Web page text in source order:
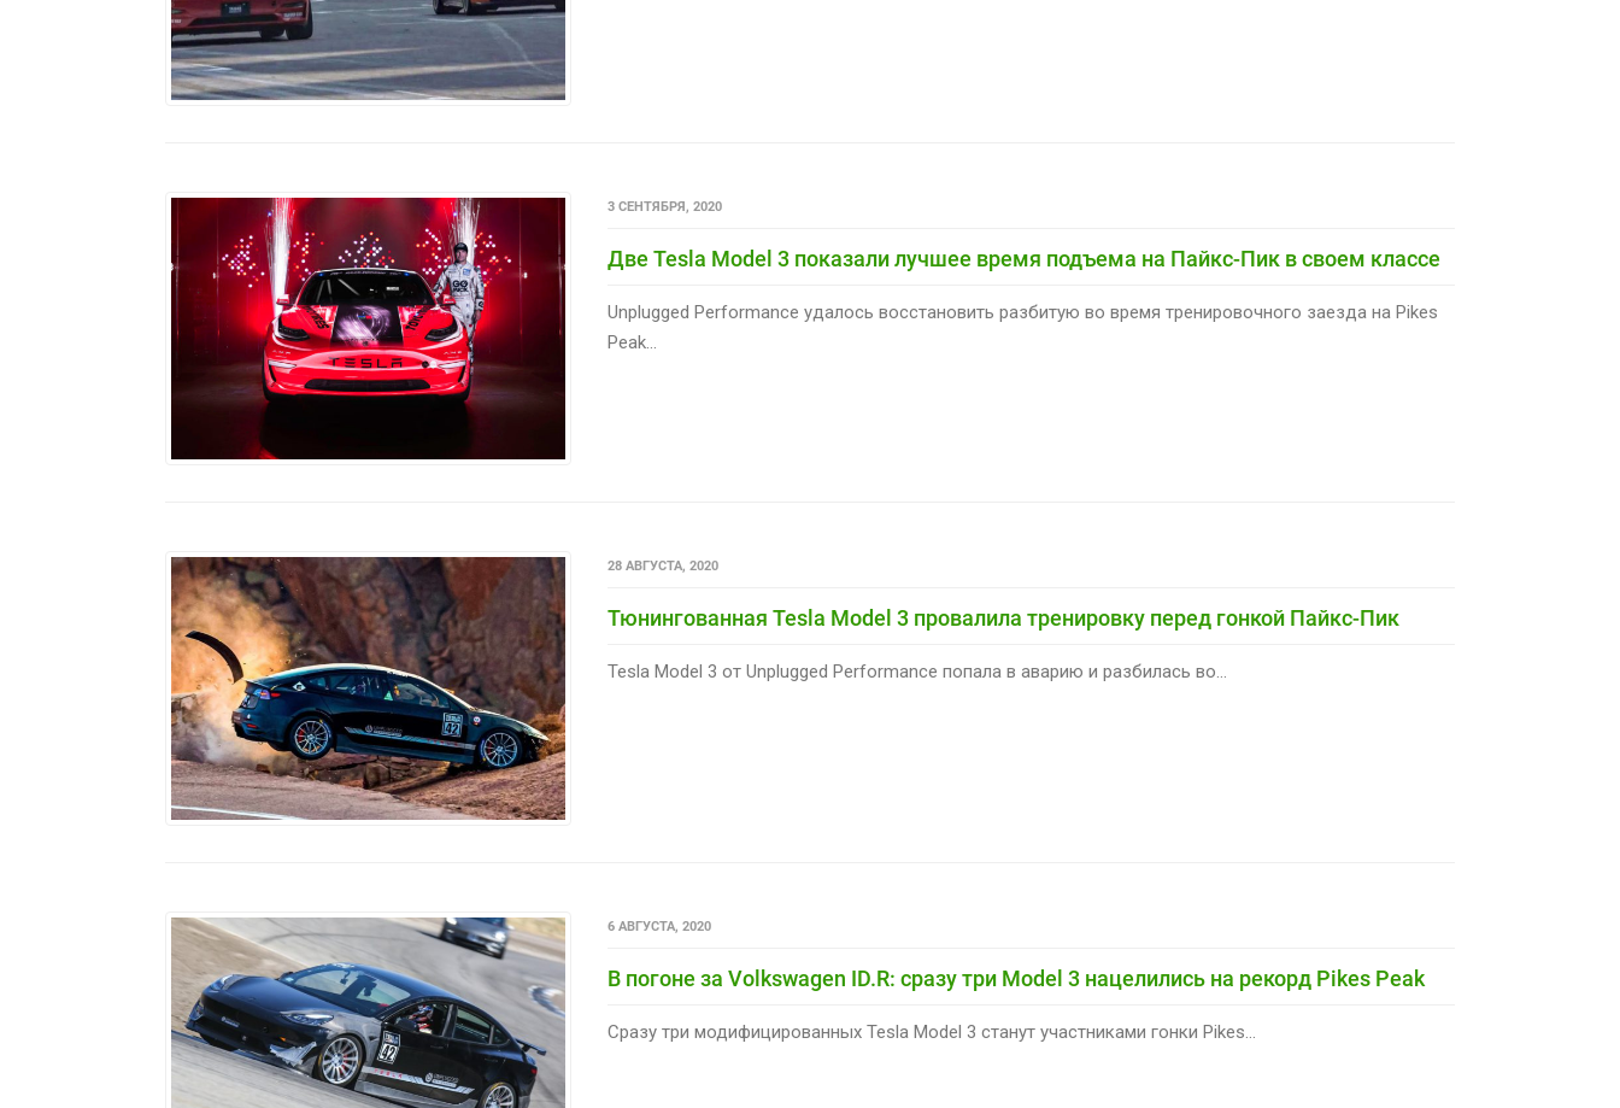
3 СЕНТЯБРЯ, 2020
Две Tesla Model 3 показали лучшее время подъема на Пайкс-Пик в своем классе
Unplugged Performance удалось восстановить разбитую во время тренировочного заезда на Pikes
Peak...
28 АВГУСТА, 2020
Тюнингованная Tesla Model 3 провалила тренировку перед гонкой Пайкс-Пик
Tesla Model 3 от Unplugged Performance попала в аварию и разбилась во...
6 АВГУСТА, 2020
В погоне за Volkswagen ID.R: сразу три Model 3 нацелились на рекорд Pikes Peak
Сразу три модифицированных Tesla Model 3 станут участниками гонки Pikes...